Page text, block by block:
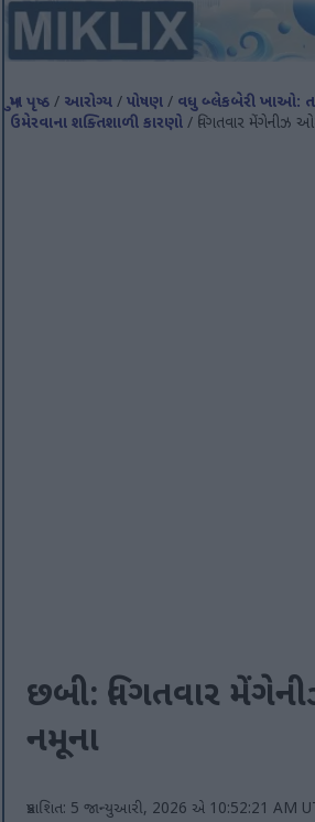
મુખ પૃષ્ઠ / આરોગ્ય /પોષણ / વધુ બ્લેકબેરી ખાઓ:
ઉમેરવાના શક્તિશાળી કારણો / વિગતવાર મેંગેનીઝ
છબી: વિગતવાર
નમૂના
પ્રકાશિત: 5 જાન્યુઆરી, 2026 એ 10:52:21 AM